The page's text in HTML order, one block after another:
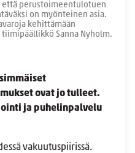
perustoimeentulotuen
on myönteinen asia.
kehittämään
Sanna Nyholm.
ovat jo tulleet.
ja puhelinpalvelu
vakuutuspiirissä.